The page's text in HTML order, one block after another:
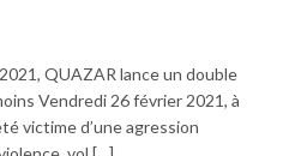
QUAZAR lance un double
Vendredi 26 février 2021, à
victime d’une agression